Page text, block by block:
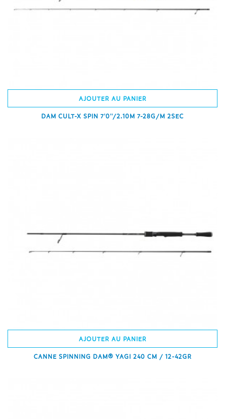
AJOUTER AU PANIER
DAM CULT-X SPIN 7'0''/2.10M 7-28G/M 2SEC
AJOUTER AU PANIER
CANNE SPINNING DAM® YAGI 240 CM / 12-42GR